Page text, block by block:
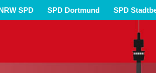
SPD SPD Dortmund SPD